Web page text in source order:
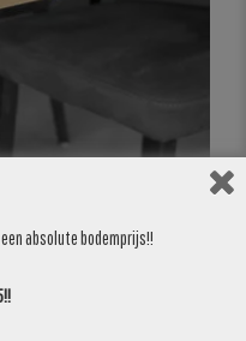
absolute bodemprijs!!